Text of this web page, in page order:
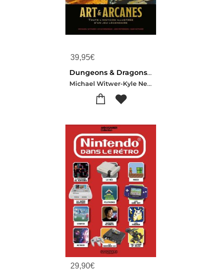
39,95€
Dungeons & Dragons : Art & Arcanes : Toute L'histoire Illustree D'un Jeu Legendaire
Michael Witwer-Kyle Newman-Jon Peterson-Sam Witwer
29,90€